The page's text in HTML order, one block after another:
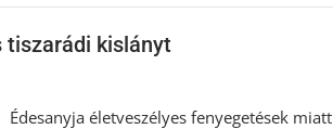
tiszarádi kislányt
Édesanyja életveszélyes fenyegetések miatt